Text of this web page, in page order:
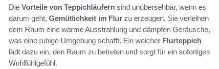
Die Vorteile von Teppichläufern sind unübersehbar, wenn es
darum geht, Gemütlichkeit im Flur zu erzeugen. Sie verleihen
dem Raum eine warme Ausstrahlung und dämpfen Geräusche,
was eine ruhige Umgebung schafft. Ein weicher Flurteppich
lädt dazu ein, den Raum zu betreten und sorgt für ein sofortiges
Wohlfühlgefühl.